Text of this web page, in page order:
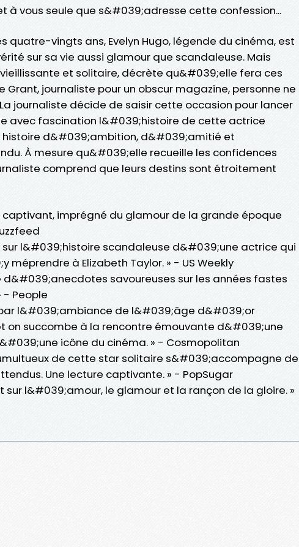
à vous seule que s&#039;adresse cette confession...
quatre-vingts ans, Evelyn Hugo, légende du cinéma, est
sur sa vie aussi glamour que scandaleuse. Mais
et solitaire, décrète qu&#039;elle fera ces
Grant, journaliste pour un obscur magazine, personne ne
journaliste décide de saisir cette occasion pour lancer
avec fascination l&#039;histoire de cette actrice
histoire d&#039;ambition, d&#039;amitié et
À mesure qu&#039;elle recueille les confidences
comprend que leurs destins sont étroitement
captivant, imprégné du glamour de la grande époque
sur l&#039;histoire scandaleuse d&#039;une actrice qui
méprendre à Elizabeth Taylor. » - US Weekly
d&#039;anecdotes savoureuses sur les années fastes
- People
l&#039;ambiance de l&#039;âge d&#039;or
on succombe à la rencontre émouvante d&#039;une
icône du cinéma. » - Cosmopolitan
de cette star solitaire s&#039;accompagne de
Une lecture captivante. » - PopSugar
sur l&#039;amour, le glamour et la rançon de la gloire. »